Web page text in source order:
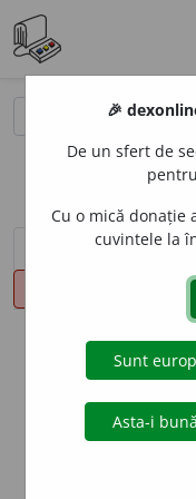
sinteza definițiilor (1)
info
Puteți
🎉
De un sfert de
Cu o mică donație
cuvintele la